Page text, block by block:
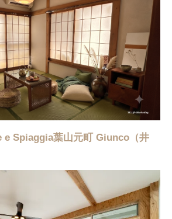
e Spiaggia葉山元町 Giunco（井